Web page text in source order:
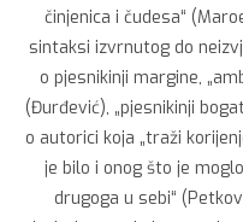
činjenica i čudesa“
sintaksi izvrnutog do
o pjesnikinji margine,
(Đurđević), „pjesnikinji
o autorici koja „traži
je bilo i onog što je
drugoga u sebi“